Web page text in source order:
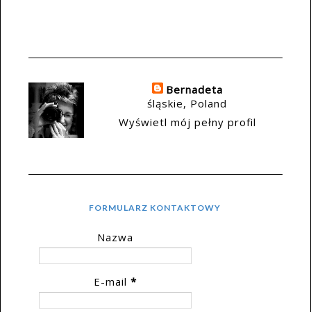
Bernadeta
śląskie, Poland
Wyświetl mój pełny profil
FORMULARZ KONTAKTOWY
Nazwa
E-mail *